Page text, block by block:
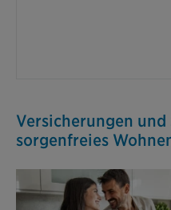
Versicherungen und
sorgenfreies